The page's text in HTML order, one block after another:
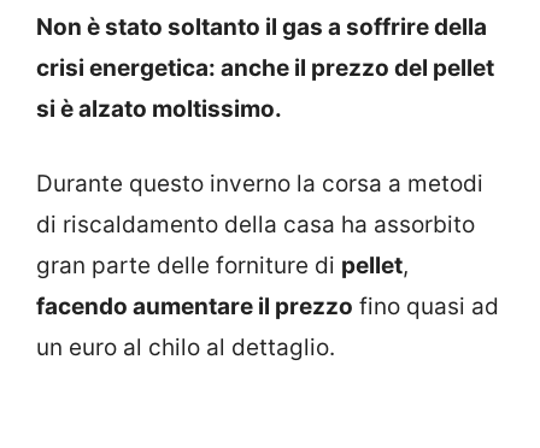
Non è stato soltanto il gas a soffrire della
crisi energetica: anche il prezzo del pellet
si è alzato moltissimo.
Durante questo inverno la corsa a metodi
di riscaldamento della casa ha assorbito
gran parte delle forniture di pellet,
facendo aumentare il prezzo fino quasi ad
un euro al chilo al dettaglio.